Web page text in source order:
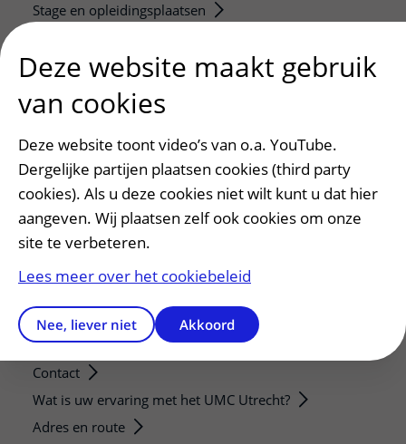
Stage en opleidingsplaatsen
Strategic programs
Research groups
Researchers
Research technologies
Verwijzers
Mijn patiënt verwijzen
Teleconsult aanvragen
Diagnostiek aanvragen
Service, contact en faciliteiten
Contact
Wat is uw ervaring met het UMC Utrecht?
Adres en route
Deze website maakt gebruik
van cookies
Deze website toont video’s van o.a. YouTube.
Dergelijke partijen plaatsen cookies (third party
cookies). Als u deze cookies niet wilt kunt u dat hier
aangeven. Wij plaatsen zelf ook cookies om onze
site te verbeteren.
Lees meer over het cookiebeleid
Nee, liever niet Akkoord